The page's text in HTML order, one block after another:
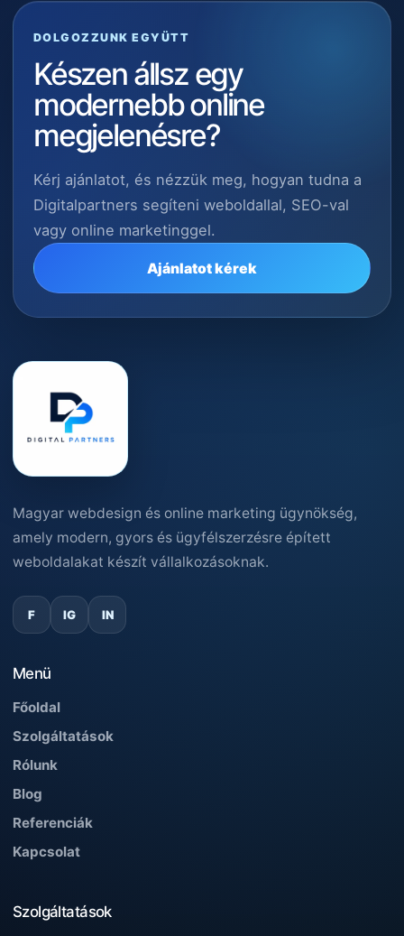
DOLGOZZUNK EGYÜTT
Készen állsz egy
modernebb online
megjelenésre?
Kérj ajánlatot, és nézzük meg, hogyan tudna a
Digitalpartners segíteni weboldallal, SEO-val
vagy online marketinggel.
Ajánlatot kérek
Magyar webdesign és online marketing ügynökség,
amely modern, gyors és ügyfélszerzésre épített
weboldalakat készít vállalkozásoknak.
F IG IN
Menü
Főoldal
Szolgáltatások
Rólunk
Blog
Referenciák
Kapcsolat
Szolgáltatások